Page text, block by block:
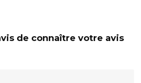
de connaître votre avis